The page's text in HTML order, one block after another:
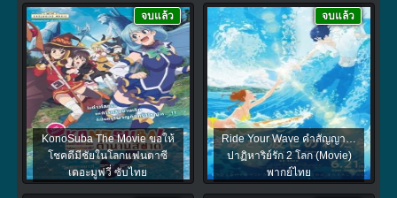
KonoSuba The Movie ขอให้
โชคดีมีชัยในโลกแฟนตาซี
เดอะมูฟวี่ ซับไทย
จบแล้ว
Ride Your Wave คำสัญญา…
ปาฏิหาริย์รัก 2 โลก (Movie)
พากย์ไทย
จบแล้ว